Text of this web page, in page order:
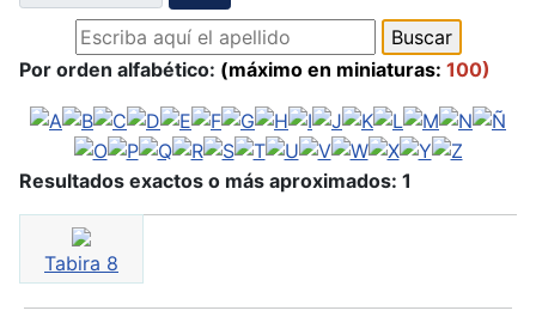
Por orden alfabético: (máximo en miniaturas: 100)
Resultados exactos o más aproximados: 1
Tabira 8